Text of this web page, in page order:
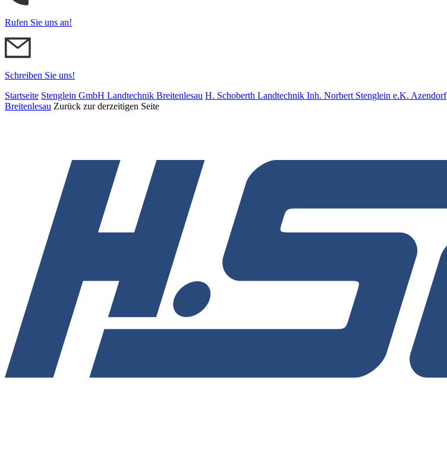
Rufen Sie uns an!
Schreiben Sie uns!
Startseite Stenglein GmbH Landtechnik Breitenlesau H. Schoberth Land­tech­nik Inh. Norbert Stenglein e.K. Azendorf
Breitenlesau Zurück zur derzeitigen Seite